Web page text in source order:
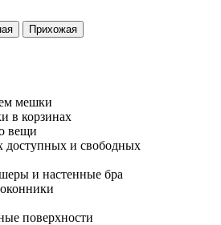
мешки
в корзинах
вещи
доступных и свободных
и настенные бра
поверхности